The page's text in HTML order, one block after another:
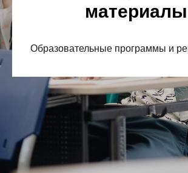
материалы
Образовательные программы и